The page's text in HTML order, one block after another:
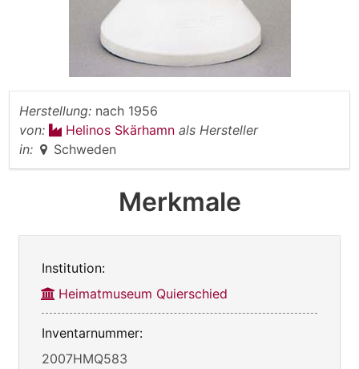
Herstellung: nach 1956
von:
Helinos Skärhamn als Hersteller
in:
Schweden
Merkmale
Institution:
Heimatmuseum Quierschied
Inventarnummer:
2007HMQ583